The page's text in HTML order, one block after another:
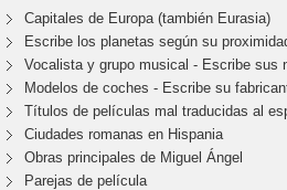
Capitales de Europa (también Eurasia)
Escribe los planetas según su
Vocalista y grupo musical - Escribe sus
Modelos de coches - Escribe su
Títulos de películas mal traducidas al
Ciudades romanas en Hispania
Obras principales de Miguel Ángel
Parejas de película